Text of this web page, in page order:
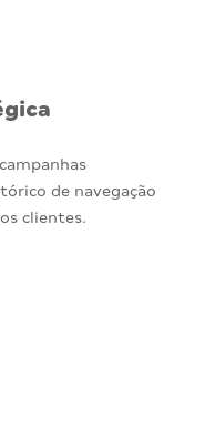
de navegação
clientes.